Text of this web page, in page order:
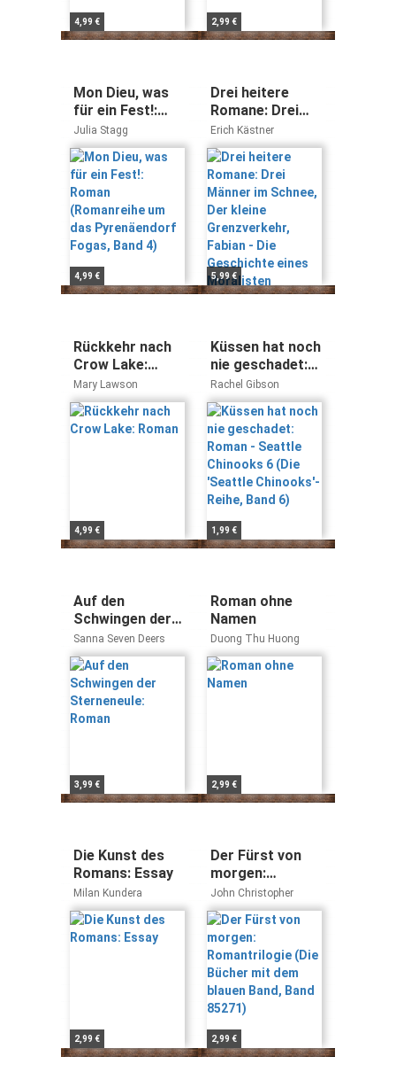
4,99 € 2,99 €
Mon Dieu, was
für ein Fest!:
Roman
(Romanreihe um
das
Pyrenäendorf
Fogas, Band 4)
Julia Stagg
4,99 €
Drei heitere
Romane: Drei
Männer im
Schnee, Der
kleine
Grenzverkehr,
Fabian - Die
Geschichte
eines Moralisten
Erich Kästner
5,99 €
Rückkehr nach
Crow Lake:
Roman
Mary Lawson
4,99 €
Küssen hat noch
nie geschadet:
Roman - Seattle
Chinooks 6 (Die
'Seattle
Chinooks'-Reihe,
Band 6)
Rachel Gibson
1,99 €
Auf den
Schwingen der
Sterneneule:
Roman
Sanna Seven Deers
3,99 €
Roman ohne
Namen
Duong Thu Huong
2,99 €
Die Kunst des
Romans: Essay
Milan Kundera
2,99 €
Der Fürst von
morgen:
Romantrilogie
(Die Bücher mit
dem blauen
Band, Band
85271)
John Christopher
2,99 €